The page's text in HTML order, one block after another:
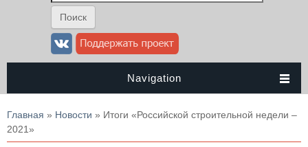
Navigation
Вы здесь
Главная » Новости » Итоги «Российской строительной недели –
2021»